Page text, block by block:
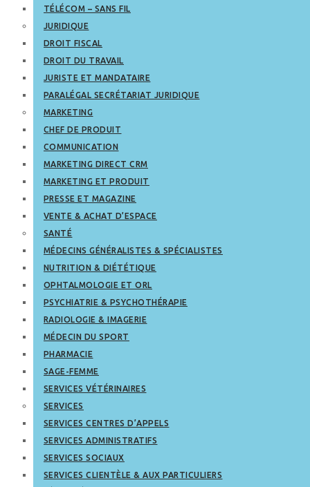
TÉLÉCOM – SANS FIL
JURIDIQUE
DROIT FISCAL
DROIT DU TRAVAIL
JURISTE ET MANDATAIRE
PARALÉGAL SECRÉTARIAT JURIDIQUE
MARKETING
CHEF DE PRODUIT
COMMUNICATION
MARKETING DIRECT CRM
MARKETING ET PRODUIT
PRESSE ET MAGAZINE
VENTE & ACHAT D’ESPACE
SANTÉ
MÉDECINS GÉNÉRALISTES & SPÉCIALISTES
NUTRITION & DIÉTÉTIQUE
OPHTALMOLOGIE ET ORL
PSYCHIATRIE & PSYCHOTHÉRAPIE
RADIOLOGIE & IMAGERIE
MÉDECIN DU SPORT
PHARMACIE
SAGE-FEMME
SERVICES VÉTÉRINAIRES
SERVICES
SERVICES CENTRES D’APPELS
SERVICES ADMINISTRATIFS
SERVICES SOCIAUX
SERVICES CLIENTÈLE & AUX PARTICULIERS